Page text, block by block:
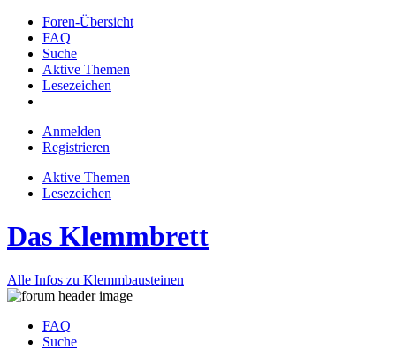
Foren-Übersicht
FAQ
Suche
Aktive Themen
Lesezeichen
Anmelden
Registrieren
Aktive Themen
Lesezeichen
Das Klemmbrett
Alle Infos zu Klemmbausteinen
FAQ
Suche